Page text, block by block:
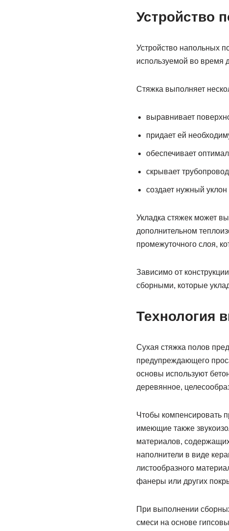
Устройство
Устройство напольных
используемой во время
Стяжка выполняет
выравнивает
придает ей
обеспечивает
скрывает
создает нужный
Укладка стяжек может
дополнительном
промежуточного слоя,
Зависимо от
сборными, которые
Технология
Сухая стяжка полов
предупреждающего
основы используют
деревянное,
Чтобы компенсировать
имеющие также
материалов,
наполнители в виде
листообразного
фанеры или других
При выполнении
смеси на основе